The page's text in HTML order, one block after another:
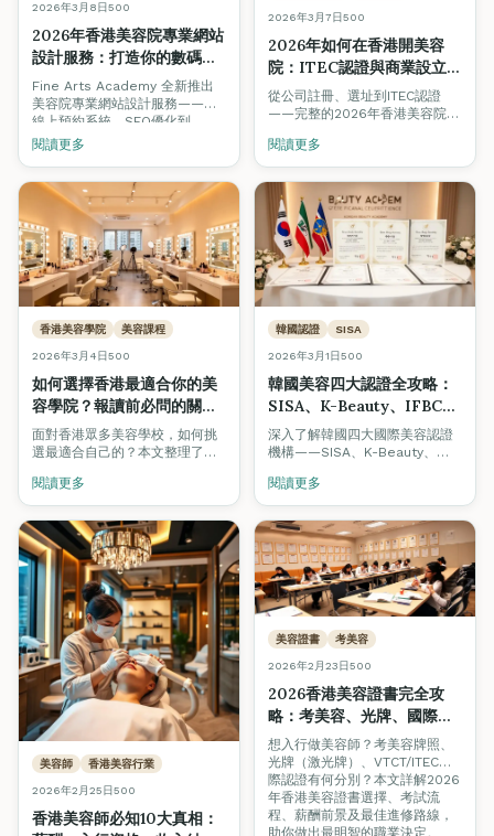
2026年3月8日500
2026年香港美容院專業網站
設計服務：打造你的數碼店
面，吸引更多客戶
Fine Arts Academy 全新推出
美容院專業網站設計服務——從
線上預約系統、SEO優化到
Before & After相冊，助你在
閱讀更多
2026年3月7日500
2026年如何在香港開美容
院：ITEC認證與商業設立逐
步指南
從公司註冊、選址到ITEC認證
——完整的2026年香港美容院創
持續美容與數碼營銷策略，助你
在競爭激烈的市場中脫穎而出。
閱讀更多
香港美容學院 美容課程
2026年3月4日500
如何選擇香港最適合你的美
容學院？報讀前必問的關鍵
問題（2026年最新指南）
面對香港眾多美容學校，如何挑
選最適合自己的？本文整理了報
認證、師資、就業支援等，附學
生真實案例分享。
閱讀更多
韓國認證 SISA
2026年3月1日500
韓國美容四大認證全攻略：
SISA、K-Beauty、IFBC、
GPF｜香港考取韓國美容證
書指南
深入了解韓國四大國際美容認證
機構——SISA、K-Beauty、
藝國際培訓學院考取這些備受業
界認可的韓國美容專業證書。
閱讀更多
美容師 香港美容行業
2026年2月25日500
香港美容師必知10大真相：
美容證書 考美容
2026年2月23日500
2026香港美容證書完全攻
略：考美容、光牌、國際認
證一文睇清
想入行做美容師？考美容牌照、
光牌（激光牌）、VTCT/ITEC國
際認證有何分別？本文詳解2026
年香港美容證書選擇、考試流
程、薪酬前景及最佳進修路線，
助你做出最明智的職業決定。